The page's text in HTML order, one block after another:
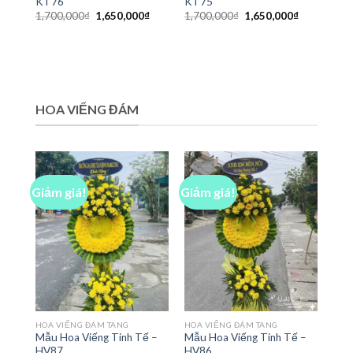
1,700,000₫ Giá
gốc
1,650,000₫Giá
1,700,000₫ Giá
gốc
1,650,000₫Giá
HOA VIẾNG ĐÁM
Giảm giá!
HOA VIẾNG ĐÁM TANG
Mẫu Hoa Viếng Tinh Tế –
Giảm giá!
HOA VIẾNG ĐÁM TANG
Mẫu Hoa Viếng Tinh Tế –